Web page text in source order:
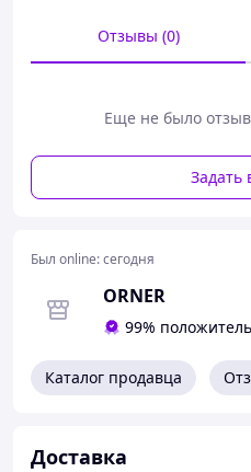
Отзывы (0)
Еще не было
Задать
Был online:сегодня
ORNER
99%
Каталог продавца
Доставка